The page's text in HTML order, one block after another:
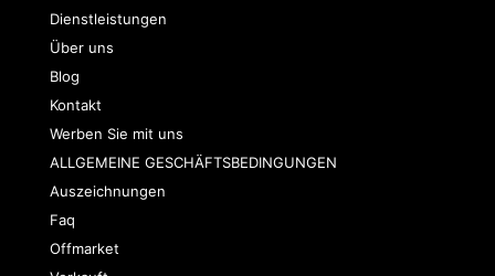
Dienstleistungen
Über uns
Blog
Kontakt
Werben Sie mit uns
ALLGEMEINE GESCHÄFTSBEDINGUNGEN
Auszeichnungen
Faq
Offmarket